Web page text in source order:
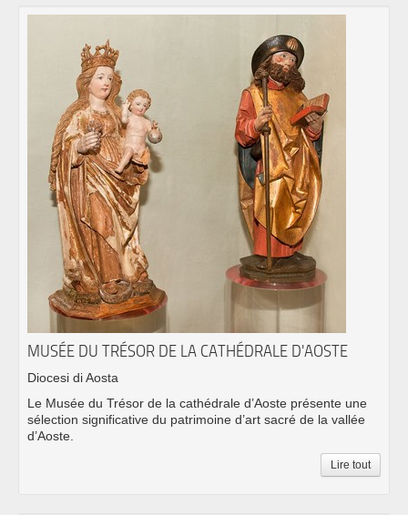
MUSÉE DU TRÉSOR DE LA CATHÉDRALE D'AOSTE
Diocesi di Aosta
Le Musée du Trésor de la cathédrale d’Aoste présente une
sélection significative du patrimoine d’art sacré de la vallée
d’Aoste.
Lire tout